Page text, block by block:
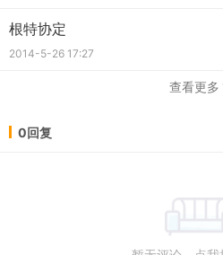
根特协定
2014-5-26 17:27
查看更多
0回复